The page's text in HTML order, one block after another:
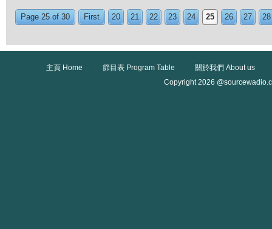
Page 25 of 30 First 20 21 22 23 24 25 26 27 28
主頁 Home 節目表 Program Table
關於我們 About us
Copyright 2026